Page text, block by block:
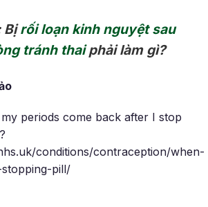
Bịrối loạn kinh nguyệt sau
tránh thaiphải làm gì?
periods come back after I stop
conditions/contraception/when-
pill/